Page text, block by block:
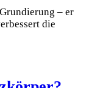
– er
die